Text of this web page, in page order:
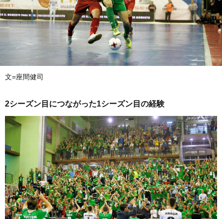
文=座間健司
2シーズン目につながった1シーズン目の経験